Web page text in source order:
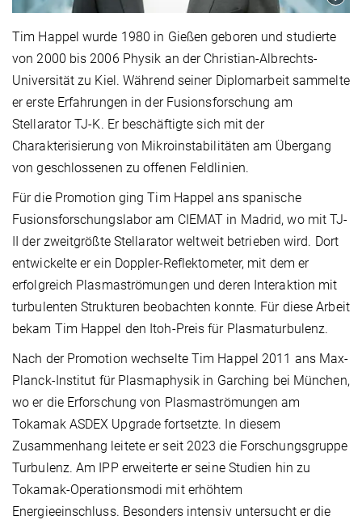
Tim Happel wurde 1980 in Gießen geboren und studierte
von 2000 bis 2006 Physik an der Christian-Albrechts-
Universität zu Kiel. Während seiner Diplomarbeit sammelte
er erste Erfahrungen in der Fusionsforschung am
Stellarator TJ-K. Er beschäftigte sich mit der
Charakterisierung von Mikroinstabilitäten am Übergang
von geschlossenen zu offenen Feldlinien.
Für die Promotion ging Tim Happel ans spanische
Fusionsforschungslabor am CIEMAT in Madrid, wo mit TJ-
II der zweitgrößte Stellarator weltweit betrieben wird. Dort
entwickelte er ein Doppler-Reflektometer, mit dem er
erfolgreich Plasmaströmungen und deren Interaktion mit
turbulenten Strukturen beobachten konnte. Für diese Arbeit
bekam Tim Happel den Itoh-Preis für Plasmaturbulenz.
Nach der Promotion wechselte Tim Happel 2011 ans Max-
Planck-Institut für Plasmaphysik in Garching bei München,
wo er die Erforschung von Plasmaströmungen am
Tokamak ASDEX Upgrade fortsetzte. In diesem
Zusammenhang leitete er seit 2023 die Forschungsgruppe
Turbulenz. Am IPP erweiterte er seine Studien hin zu
Tokamak-Operationsmodi mit erhöhtem
Energieeinschluss. Besonders intensiv untersucht er die